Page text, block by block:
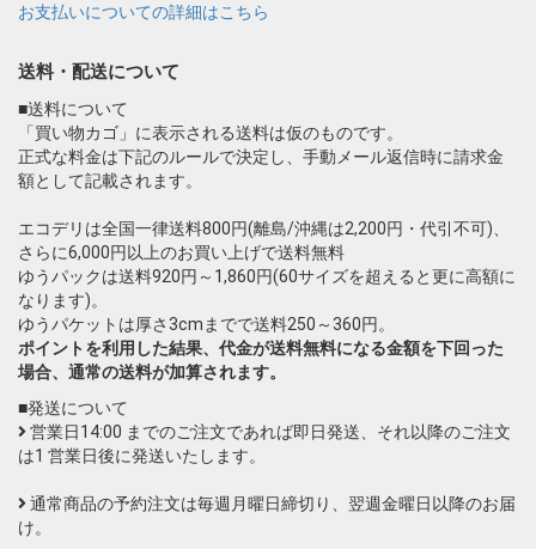
お支払いについての詳細はこちら
送料・配送について
■送料について
「買い物カゴ」に表示される送料は仮のものです。
正式な料金は下記のルールで決定し、手動メール返信時に請求金
額として記載されます。
エコデリは全国一律送料800円(離島/沖縄は2,200円・代引不可)、
さらに6,000円以上のお買い上げで送料無料
ゆうパックは送料920円～1,860円(60サイズを超えると更に高額に
なります)。
ゆうパケットは厚さ3cmまでで送料250～360円。
ポイントを利用した結果、代金が送料無料になる金額を下回った
場合、通常の送料が加算されます。
■発送について
営業日14:00 までのご注文であれば即日発送、それ以降のご注文
は1 営業日後に発送いたします。
通常商品の予約注文は毎週月曜日締切り、翌週金曜日以降のお届
け。